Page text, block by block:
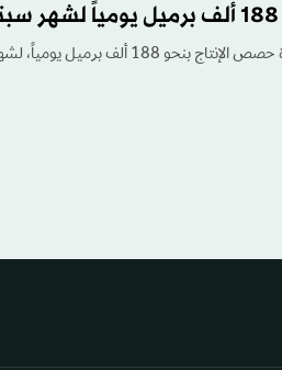
قررت الدول السبع الأعضاء في تحالف «أوبك بلس»، الأحد، زيادة حصص الإنتاج